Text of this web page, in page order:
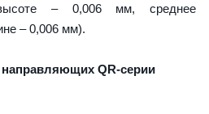
– 0,006 мм, среднее
– 0,006 мм).
QR-серии